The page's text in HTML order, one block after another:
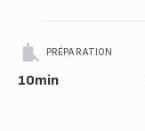
PRÉPARATION
10min